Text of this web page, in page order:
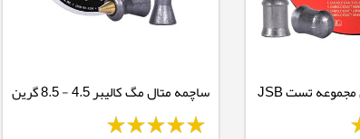
ساچمه تفنگ بادی مجموعه تست JSB
ساچمه متال مگ کالیبر 4.5 - 8.5 گرین